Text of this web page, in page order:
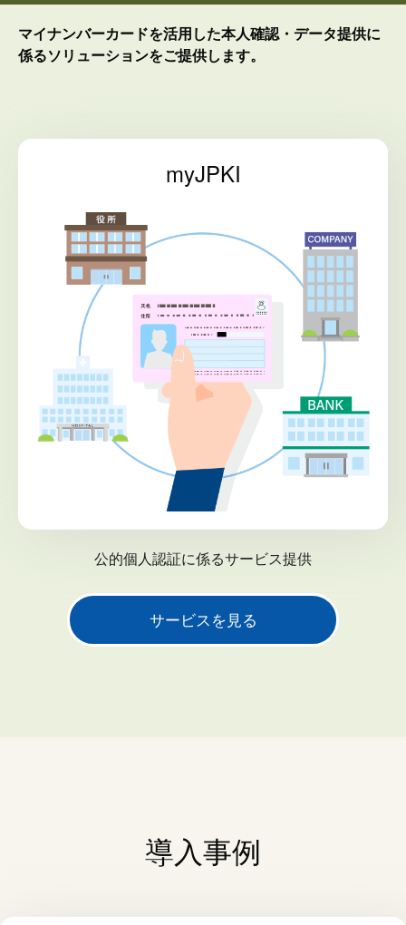
マイナンバーカードを活用した本人確認・データ提供に
係るソリューションをご提供します。
myJPKI
公的個人認証に係るサービス提供
サービスを見る
導入事例